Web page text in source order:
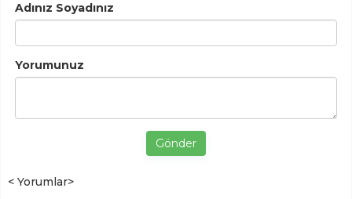
Adınız Soyadınız
Yorumunuz
Gönder
< Yorumlar>